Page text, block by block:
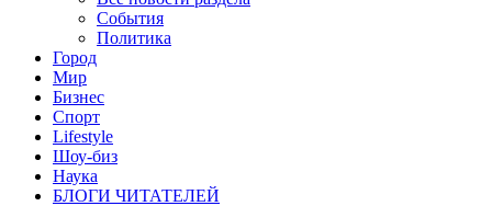
События
Политика
Город
Мир
Бизнес
Спорт
Lifestyle
Шоу-биз
Наука
БЛОГИ ЧИТАТЕЛЕЙ